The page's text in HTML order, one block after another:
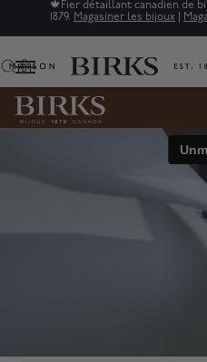
🍁 Fier détaillant canadien de
1879. Magasiner les bijoux
0